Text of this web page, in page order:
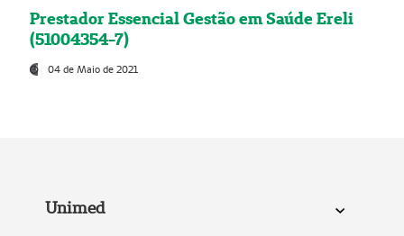
Prestador Essencial Gestão em Saúde Ereli
(51004354-7)
04 de Maio de 2021
Unimed